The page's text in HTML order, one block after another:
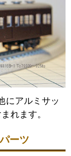
にアルミサッ
れます。
ーツ